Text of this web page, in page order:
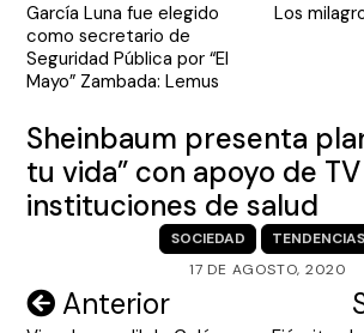
de
entradas
García Luna fue elegido
como secretario de
Seguridad Pública por “El
Mayo” Zambada: Lemus
Los
Sheinbaum presenta
tu vida” con apoyo de
instituciones de salud
SOCIEDAD
TENDENCIAS
17 DE AGOSTO, 2020
Navegación
Anterior